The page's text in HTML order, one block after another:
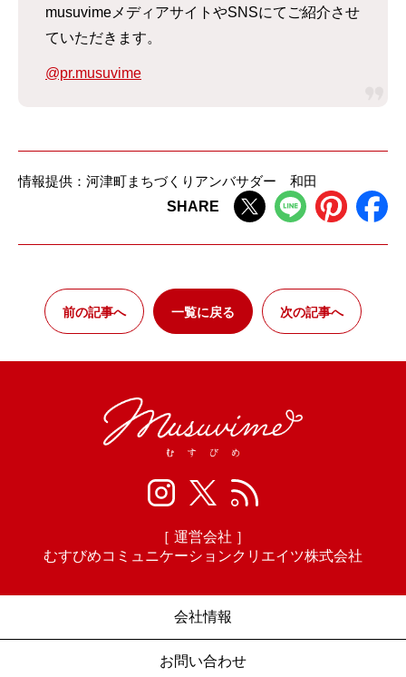
musuvimeメディアサイトやSNSにてご紹介させ
ていただきます。
@pr.musuvime
情報提供：河津町まちづくりアンバサダー 和田
SHARE
前の記事へ 一覧に戻る 次の記事へ
［ 運営会社 ］
むすびめコミュニケーションクリエイツ株式会社
会社情報
お問い合わせ